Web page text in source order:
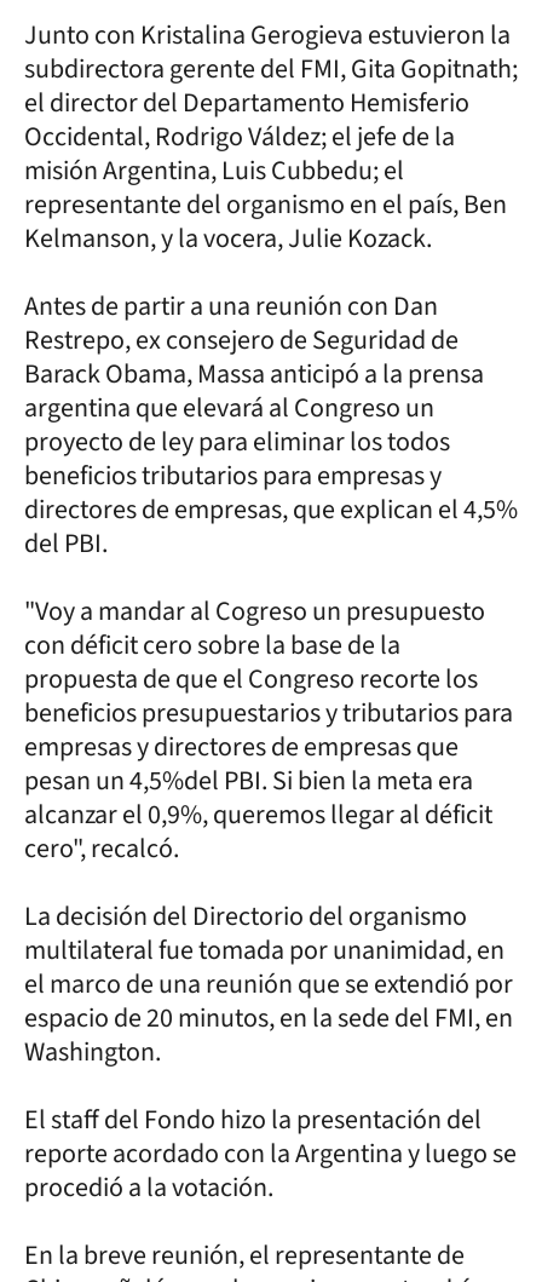
Junto con Kristalina Gerogieva estuvieron la
subdirectora gerente del FMI, Gita Gopitnath;
el director del Departamento Hemisferio
Occidental, Rodrigo Váldez; el jefe de la
misión Argentina, Luis Cubbedu; el
representante del organismo en el país, Ben
Kelmanson, y la vocera, Julie Kozack.
Antes de partir a una reunión con Dan
Restrepo, ex consejero de Seguridad de
Barack Obama, Massa anticipó a la prensa
argentina que elevará al Congreso un
proyecto de ley para eliminar los todos
beneficios tributarios para empresas y
directores de empresas, que explican el 4,5%
del PBI.
"Voy a mandar al Cogreso un presupuesto
con déficit cero sobre la base de la
propuesta de que el Congreso recorte los
beneficios presupuestarios y tributarios para
empresas y directores de empresas que
pesan un 4,5%del PBI. Si bien la meta era
alcanzar el 0,9%, queremos llegar al déficit
cero", recalcó.
La decisión del Directorio del organismo
multilateral fue tomada por unanimidad, en
el marco de una reunión que se extendió por
espacio de 20 minutos, en la sede del FMI, en
Washington.
El staff del Fondo hizo la presentación del
reporte acordado con la Argentina y luego se
procedió a la votación.
En la breve reunión, el representante de